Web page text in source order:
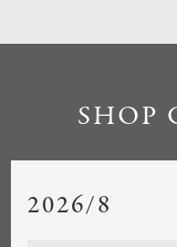
SHOP
2026/8